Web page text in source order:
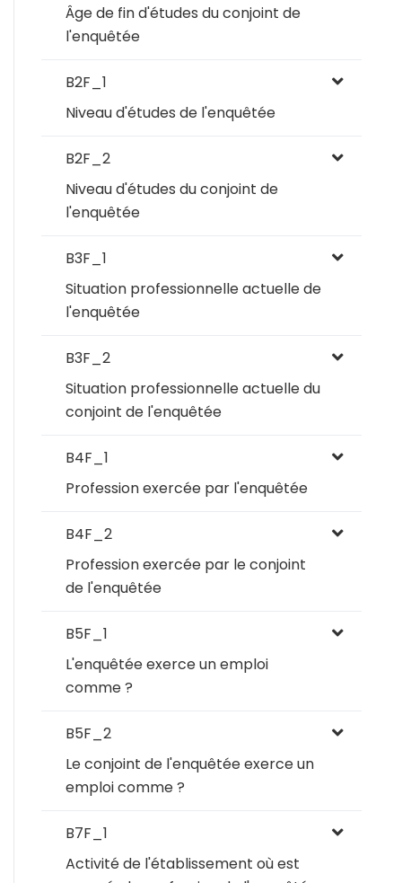
Âge de fin d'études du conjoint de
l'enquêtée
B2F_1
Niveau d'études de l'enquêtée
B2F_2
Niveau d'études du conjoint de
l'enquêtée
B3F_1
Situation professionnelle actuelle de
l'enquêtée
B3F_2
Situation professionnelle actuelle du
conjoint de l'enquêtée
B4F_1
Profession exercée par l'enquêtée
B4F_2
Profession exercée par le conjoint
de l'enquêtée
B5F_1
L'enquêtée exerce un emploi
comme ?
B5F_2
Le conjoint de l'enquêtée exerce un
emploi comme ?
B7F_1
Activité de l'établissement où est